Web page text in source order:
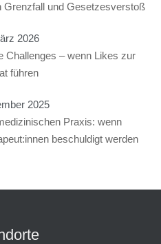
Grenzfall und Gesetzesverstoß
2026
Challenges – wenn Likes zur
führen
2025
Praxis: wenn
beschuldigt werden